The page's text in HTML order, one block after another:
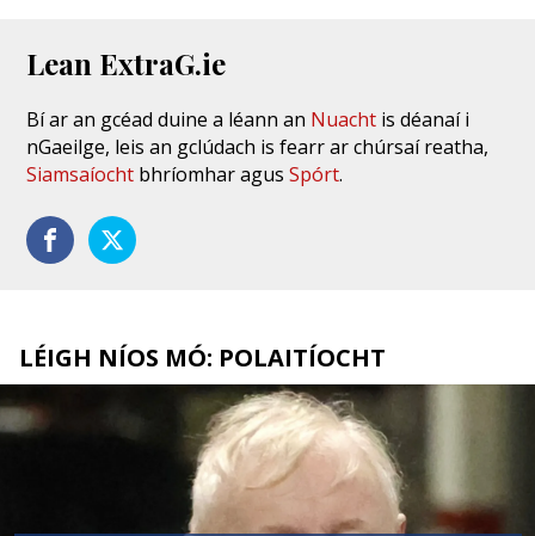
Lean ExtraG.ie
Bí ar an gcéad duine a léann an Nuacht is déanaí i
nGaeilge, leis an gclúdach is fearr ar chúrsaí reatha,
Siamsaíocht bhríomhar agusSpórt.
LÉIGH NÍOS MÓ: POLAITÍOCHT